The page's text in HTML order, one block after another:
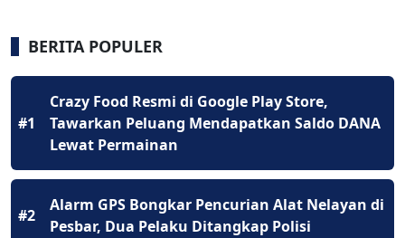
BERITA POPULER
#1
Crazy Food Resmi di Google Play Store,
Tawarkan Peluang Mendapatkan Saldo DANA
Lewat Permainan
#2
Alarm GPS Bongkar Pencurian Alat Nelayan di
Pesbar, Dua Pelaku Ditangkap Polisi